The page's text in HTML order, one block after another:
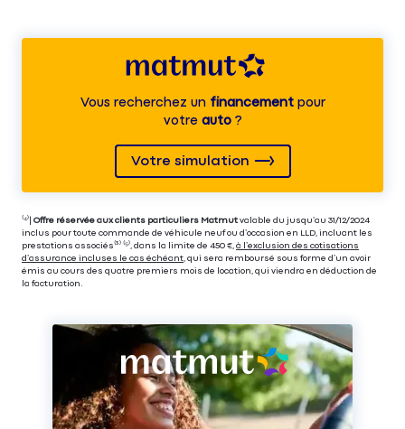
Vous recherchez unfinancementpour
votre auto?
Votre simulation
⁽⁴⁾| Offre réservée aux clients particuliers Matmut valable du jusqu’au 31/12/2024
inclus pour toute commande de véhicule neuf ou d’occasion en LLD, incluant les
prestations associés⁽³⁾ ⁽⁵⁾, dans la limite de 450 €, à l’exclusion des cotisations
d’assurance incluses le cas échéant, qui sera remboursé sous forme d’un avoir
émis au cours des quatre premiers mois de location, qui viendra en déduction de
la facturation.